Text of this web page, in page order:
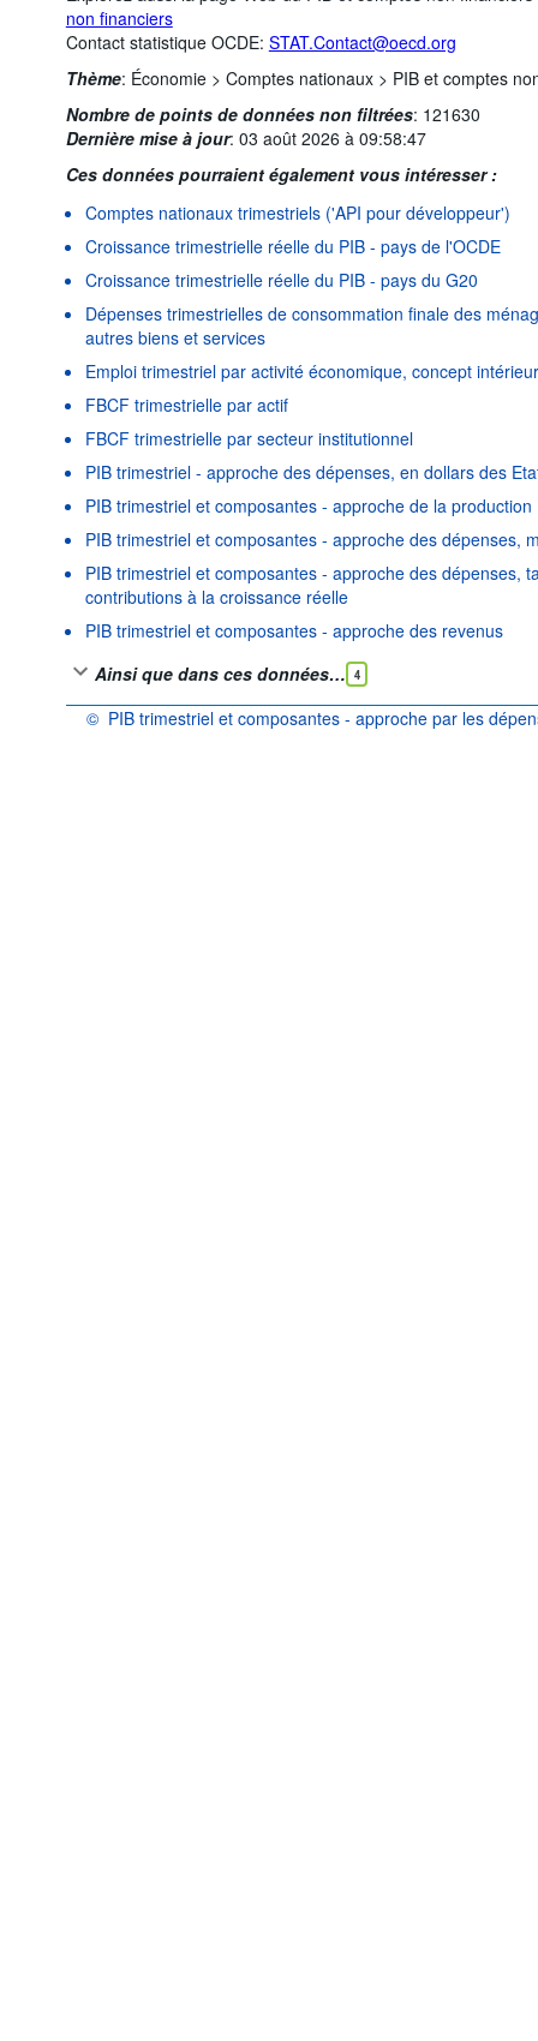
non financiers
Contact statistique OCDE: STAT.Contact@oecd.org
Thème: Économie > Comptes nationaux > PIB et comptes
Nombre de points de données non filtrées: 121630
Dernière mise à jour: 03 août 2026 à 09:58:47
Ces données pourraient également vous intéresser :
Comptes nationaux trimestriels ('API pour développeur')
Croissance trimestrielle réelle du PIB - pays de l'OCDE
Croissance trimestrielle réelle du PIB - pays du G20
Dépenses trimestrielles de consommation finale des
autres biens et services
Emploi trimestriel par activité économique, concept intérieur
FBCF trimestrielle par actif
FBCF trimestrielle par secteur institutionnel
PIB trimestriel - approche des dépenses, en dollars des
PIB trimestriel et composantes - approche de la production
PIB trimestriel et composantes - approche des dépenses,
PIB trimestriel et composantes - approche des dépenses,
contributions à la croissance réelle
PIB trimestriel et composantes - approche des revenus
Ainsi que dans ces données… 4
© PIB trimestriel et composantes - approche par les